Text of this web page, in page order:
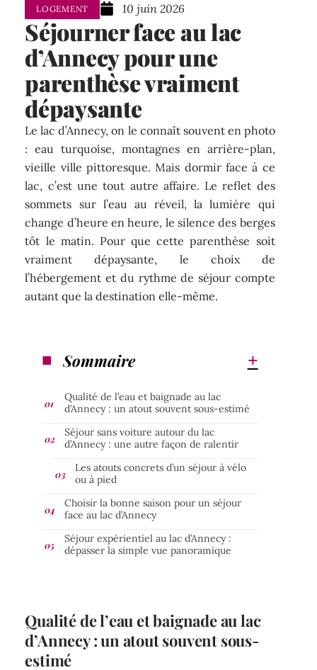
LOGEMENT 10 juin 2026
Séjourner face au lac
d’Annecy pour une
parenthèse vraiment
dépaysante
Le lac d’Annecy, on le connaît souvent en photo
: eau turquoise, montagnes en arrière-plan,
vieille ville pittoresque. Mais dormir face à ce
lac, c’est une tout autre affaire. Le reflet des
sommets sur l’eau au réveil, la lumière qui
change d’heure en heure, le silence des berges
tôt le matin. Pour que cette parenthèse soit
vraiment dépaysante, le choix de
l’hébergement et du rythme de séjour compte
autant que la destination elle-même.
Sommaire
Qualité de l’eau et baignade au lac
d’Annecy : un atout souvent sous-estimé
Séjour sans voiture autour du lac
d’Annecy : une autre façon de ralentir
Les atouts concrets d’un séjour à vélo
ou à pied
Choisir la bonne saison pour un séjour
face au lac d’Annecy
Séjour expérientiel au lac d’Annecy :
dépasser la simple vue panoramique
Qualité de l’eau et baignade au lac
d’Annecy : un atout souvent sous-
estimé